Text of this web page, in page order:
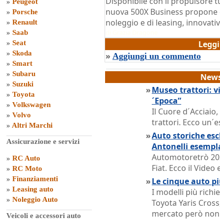
» Porsche
» Renault
» Saab
» Seat
» Skoda
» Smart
» Subaru
» Suzuki
» Toyota
» Volkswagen
» Volvo
» Altri Marchi
Assicurazione e servizi
» RC Auto
» RC Moto
» Finanziamenti
» Leasing auto
» Noleggio Auto
Veicoli e accessori auto
nuova 500X Business
noleggio e di leasing,
» Aggiungi un commento
»Museo trattori:
´Epoca”
Il Cuore
trattori. Ecco
»Auto storiche
Antonelli
Automotoretrò
Fiat. Ecco il
»Le cinque auto
I modelli più
Toyota Yaris
mercato però